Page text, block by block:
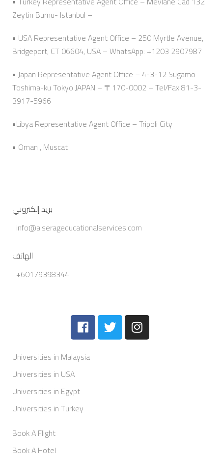
Zeytin Burnu- Istanbul –
• USA Representative Agent Office – 250 Myrtle Avenue,
Bridgeport, CT 06604, USA – WhatsApp: +1203 2907987
• Japan Representative Agent Office – 4-3-12 Sugamo
Toshima-ku Tokyo JAPAN – 〒170-0002 – Tel/Fax 81-3-
3917-5966
•Libya Representative Agent Office – Tripoli City
• Oman , Muscat
بريد إلكتروني
info@alserageducationalservices.com
الهاتف
+60179398344
Universities in Malaysia
Universities in USA
Universities in Egypt
Universities in Turkey
Book A Flight
Book A Hotel